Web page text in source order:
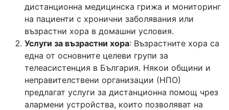
дистанционна медицинска грижа и мониторинг
на пациенти с хронични заболявания или
възрастни хора в домашни условия.
Услуги за възрастни хора: Възрастните хора са
една от основните целеви групи за
телеасистенция в България. Някои общини и
неправителствени организации (НПО)
предлагат услуги за дистанционна помощ чрез
алармени устройства, които позволяват на